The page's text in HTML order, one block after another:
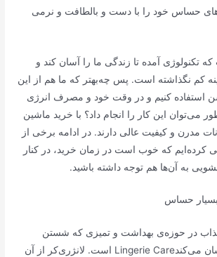
حساس خود را با دست و بالطافت و نرمی
تکنولوژی آمده تا زندگی ما را آسان کند و
کم نگذاشته است. پس چه‌بهتر که ما هم از این
استفاده کنیم و در وقت خود و مصرف انرژی
می‌توان این کار را انجام داد؟ با خرید ماشین
مدرن و کیفیت عالی دارند. در ادامه برخی از
کرده‌ایم که خوب است در زمان خرید، در کنار
به آن‌ها هم توجه داشته باشید.
حساس
در حوزه‌ی بهداشت و تمیزی که شستن
لباس‌ها را برای ما آسان می‌کندLingerie Care است. لانژری‌کر از آن